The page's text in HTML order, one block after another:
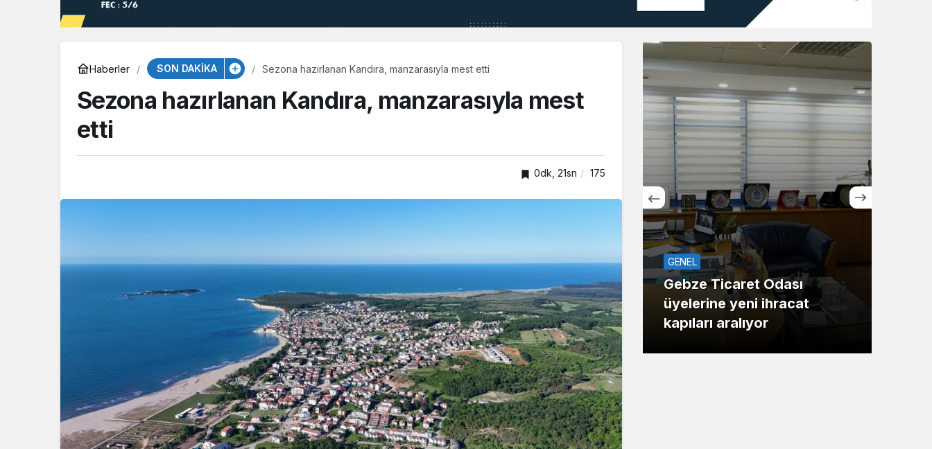
Gece modunu seçin.
Sistem Modu
Sistem modunu seçin.
Haberler SON DAKİKA Sezona hazırlanan Kandıra, manzarasıyla mest etti
Sezona hazırlanan Kandıra, manzarasıyla mest
etti
0dk, 21sn 175
Kocaeli Emniyeti’nden
operasyon: İki hükümlü
yakalandı
TOP20HABER
Kartepe’de kuşaklar
buluştu, tecrübeler
paylaşıldı
GENEL
Gebze Ticaret Odası
üyelerine yeni ihracat
kapıları aralıyor